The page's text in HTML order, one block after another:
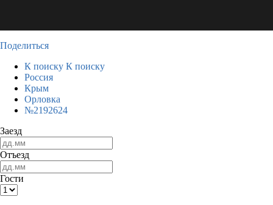
Поделиться
К поиску К поиску
Россия
Крым
Орловка
№2192624
Заезд
Отъезд
Гости